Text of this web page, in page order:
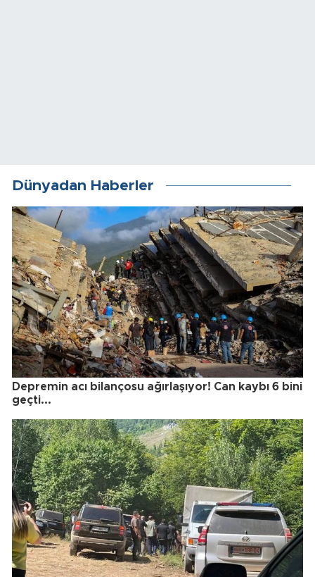
Dünyadan Haberler
Depremin acı bilançosu ağırlaşıyor! Can kaybı 6 bini
geçti...